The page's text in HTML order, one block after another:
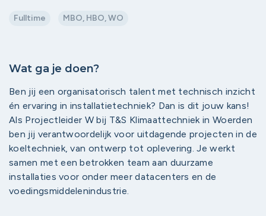
Fulltime MBO, HBO, WO
Wat ga je doen?
Ben jij een organisatorisch talent met technisch inzicht
én ervaring in installatietechniek? Dan is dit jouw kans!
Als Projectleider W bij T&S Klimaattechniek in Woerden
ben jij verantwoordelijk voor uitdagende projecten in de
koeltechniek, van ontwerp tot oplevering. Je werkt
samen met een betrokken team aan duurzame
installaties voor onder meer datacenters en de
voedingsmiddelenindustrie.